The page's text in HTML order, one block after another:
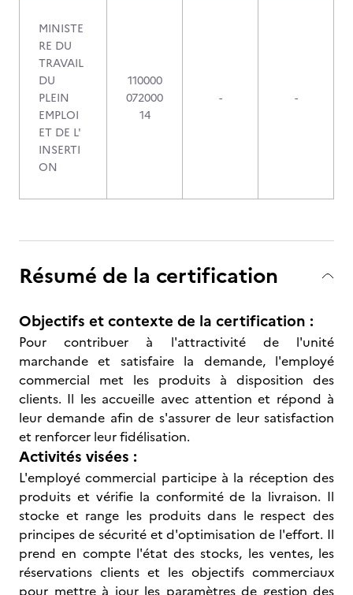
MINISTE
RE DU
TRAVAIL
DU
PLEIN
EMPLOI
ET DE L'
INSERTI
ON
110000
072000
14
- -
Résumé de la certification
Objectifs et contexte de la certification :
Pour contribuer à l'attractivité de l'unité
marchande et satisfaire la demande, l'employé
commercial met les produits à disposition des
clients. Il les accueille avec attention et répond à
leur demande afin de s'assurer de leur satisfaction
et renforcer leur fidélisation.
Activités visées :
L'employé commercial participe à la réception des
produits et vérifie la conformité de la livraison. Il
stocke et range les produits dans le respect des
principes de sécurité et d'optimisation de l'effort. Il
prend en compte l'état des stocks, les ventes, les
réservations clients et les objectifs commerciaux
pour mettre à jour les paramètres de gestion des